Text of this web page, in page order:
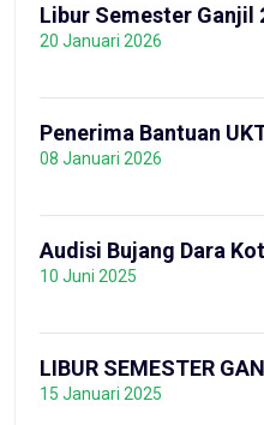
Libur Semester Ganjil
20 Januari 2026
Penerima Bantuan
08 Januari 2026
Audisi Bujang Dara
10 Juni 2025
LIBUR SEMESTER
15 Januari 2025